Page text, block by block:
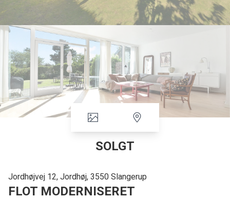
SOLGT
Jordhøjvej 12, Jordhøj, 3550 Slangerup
FLOT MODERNISERET